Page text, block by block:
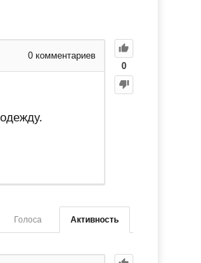
0
0 комментариев
Активность
Голоса